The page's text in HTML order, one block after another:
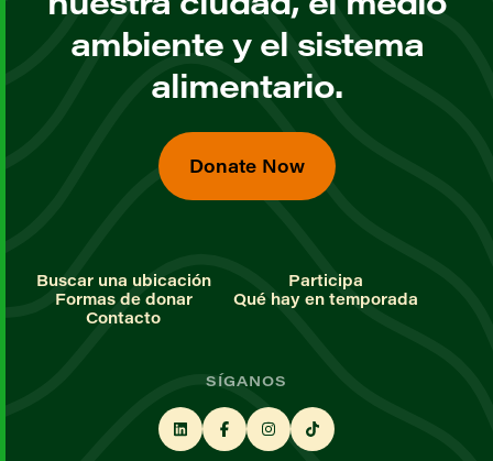
ambiente y el sistema
alimentario.
Donate Now
Buscar una ubicación
Participa
Formas de donar
Qué hay en temporada
Contacto
SÍGANOS